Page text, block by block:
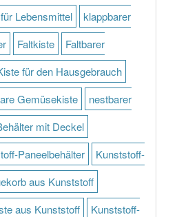
Lebensmittel
klappbarer
Faltkiste
Faltbarer
für den Hausgebrauch
Gemüsekiste
nestbarer
mit Deckel
Paneelbehälter
Kunststoff-
aus Kunststoff
aus Kunststoff
Kunststoff-